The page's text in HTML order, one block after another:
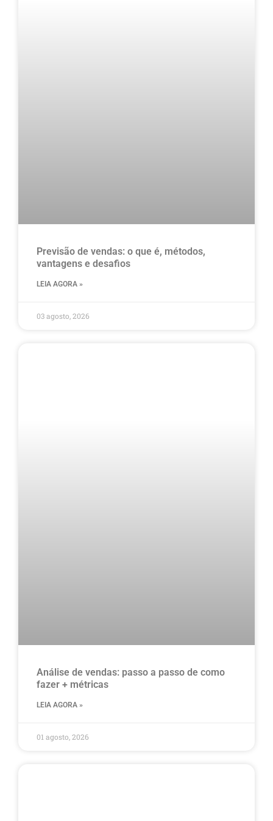
Previsão de vendas: o que é, métodos,
vantagens e desafios
LEIA AGORA »
03 agosto, 2026
Análise de vendas: passo a passo de como
fazer + métricas
LEIA AGORA »
01 agosto, 2026